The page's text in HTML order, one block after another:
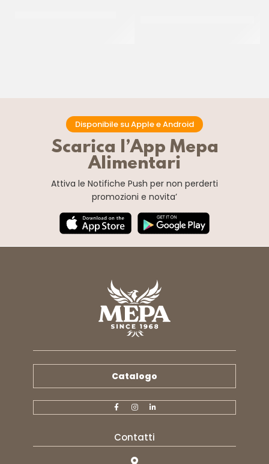
Disponibile su Apple e Android
Scarica l’App Mepa
Alimentari
Attiva le Notifiche Push per non perderti
promozioni e novita’
Catalogo
Contatti